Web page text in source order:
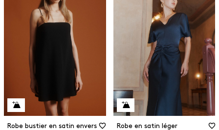
Robe bustier en satin envers Robe en satin léger